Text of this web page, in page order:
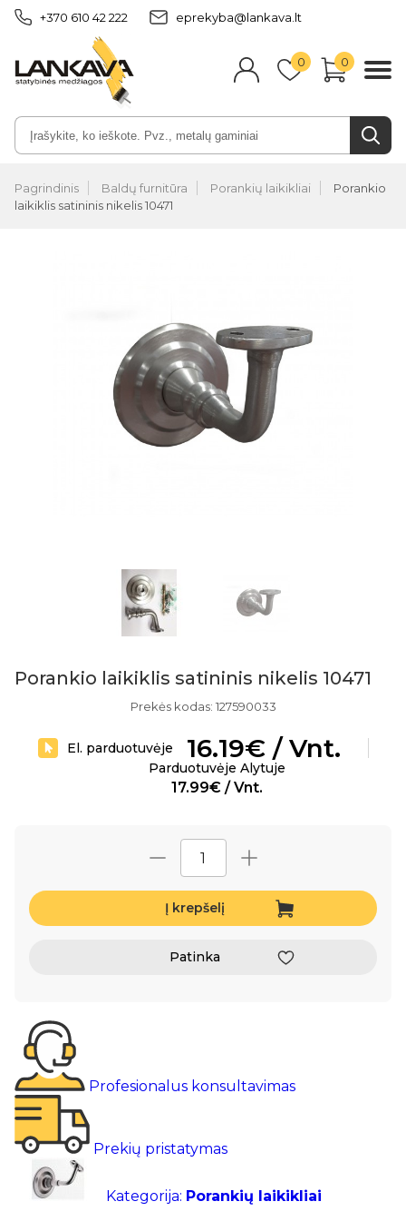
+370 610 42 222 eprekyba@lankava.lt
0 0
Pagrindinis Baldų furnitūra Porankių laikikliai
Porankio
laikiklis satininis nikelis 10471
Porankio laikiklis satininis nikelis 10471
Prekės kodas: 127590033
El. parduotuvėje 16.19€ / Vnt.
Parduotuvėje Alytuje
17.99€ / Vnt.
Į krepšelį
Patinka
Profesionalus konsultavimas
Prekių pristatymas
Kategorija: Porankių laikikliai